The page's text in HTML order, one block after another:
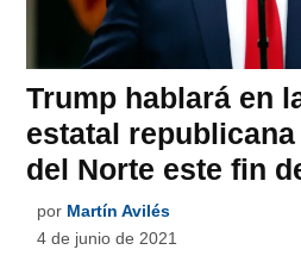
Trump hablará en
estatal
del Norte este fin
por Martín Avilés
4 de junio de 2021